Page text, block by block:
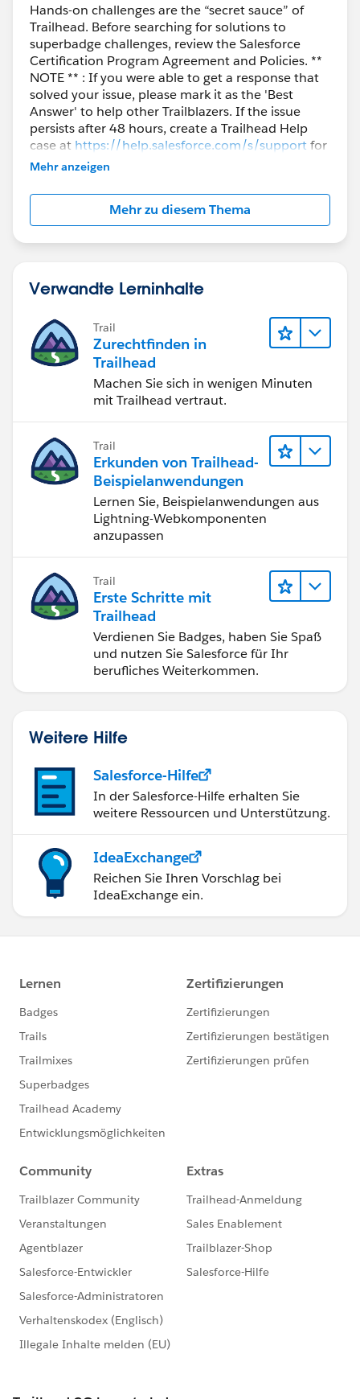
Hands-on challenges are the “secret sauce” of
Trailhead. Before searching for solutions to
superbadge challenges, review the Salesforce
Certification Program Agreement and Policies. **
NOTE ** : If you were able to get a response that
solved your issue, please mark it as the 'Best
Answer' to help other Trailblazers. If the issue
persists after 48 hours, create a Trailhead Help
case at https://help.salesforce.com/s/supportfor
further assistance.
Mehr anzeigen
Mehr zu diesem Thema
Verwandte Lerninhalte
Trail
Zurechtfinden in
Trailhead
Machen Sie sich in wenigen Minuten
mit Trailhead vertraut.
Trail
Erkunden von Trailhead-
Beispielanwendungen
Lernen Sie, Beispielanwendungen aus
Lightning-Webkomponenten
anzupassen
Trail
Erste Schritte mit
Trailhead
Verdienen Sie Badges, haben Sie Spaß
und nutzen Sie Salesforce für Ihr
berufliches Weiterkommen.
Weitere Hilfe
Salesforce-Hilfe
In der Salesforce-Hilfe erhalten Sie
weitere Ressourcen und Unterstützung.
IdeaExchange
Reichen Sie Ihren Vorschlag bei
IdeaExchange ein.